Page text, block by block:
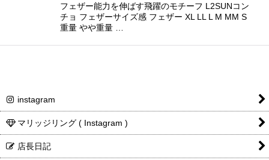
フェザー能力を伸ばす飛躍のモチーフ L2SUNコン
チョ フェザーサイズ感 フェザー XL LL L M MM S
重量 やや重量 …
instagram
マリッジリング ( Instagram )
店長日記